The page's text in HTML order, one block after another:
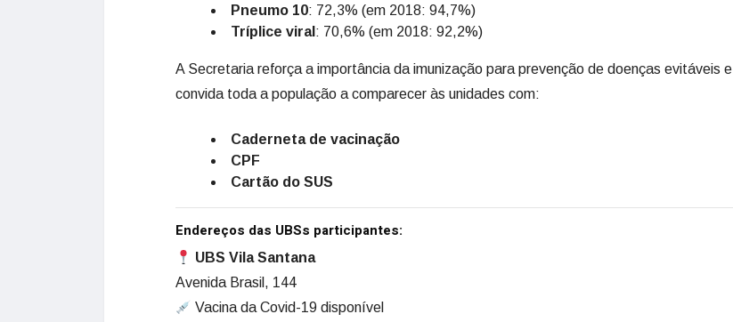
Pneumo 10: 72,3% (em 2018: 94,7%)
Tríplice viral : 70,6% (em 2018: 92,2%)
A Secretaria reforça a importância da imunização para prevenção de doenças evitáveis e
convida toda a população a comparecer às unidades com:
Caderneta de vacinação
CPF
Cartão do SUS
Endereços das UBSs participantes:
UBS Vila Santana
Avenida Brasil, 144
Vacina da Covid-19 disponível